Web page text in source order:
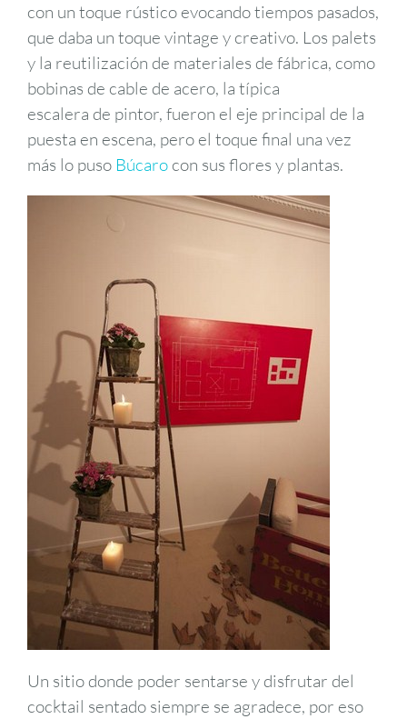
con un toque rústico evocando tiempos pasados,
que daba un toque vintage y creativo. Los palets
y la reutilización de materiales de fábrica, como
bobinas de cable de acero, la típica
escalera de pintor, fueron el eje principal de la
puesta en escena, pero el toque final una vez
más lo puso Búcaro con sus flores y plantas.
Un sitio donde poder sentarse y disfrutar del
cocktail sentado siempre se agradece, por eso